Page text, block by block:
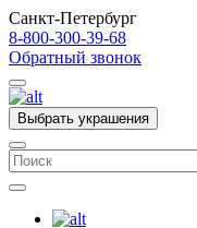
Санкт-Петербург
8-800-300-39-68
Обратный звонок
Выбрать украшения